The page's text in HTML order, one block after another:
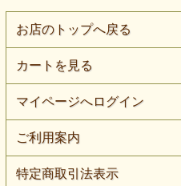
お店のトップへ戻る
カートを見る
マイページへログイン
ご利用案内
特定商取引法表示